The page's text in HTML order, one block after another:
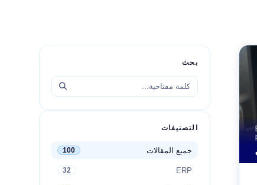
بحث
التصنيفات
جميع المقالات 100
ERP
32